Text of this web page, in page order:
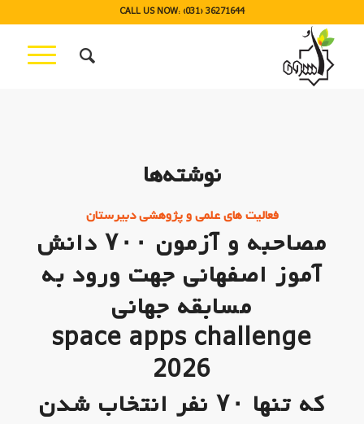
CALL US NOW: (031) 36271644
نوشته‌ها
فعالیت های علمی و پژوهشی دبیرستان
مصاحبه و آزمون ۷۰۰ دانش
آموز اصفهانی جهت ورود به
مسابقه جهانی
space apps challenge
2026
که تنها ۷۰ نفر انتخاب شدن